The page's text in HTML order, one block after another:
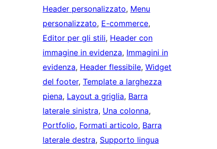
Header personalizzato, Menu
personalizzato, E-commerce
Editor per gli stili, Header con
immagine in evidenza, Immagini in
evidenza, Header flessibile, Widget
del footer, Template a larghezza
piena, Layout a griglia, Barra
laterale sinistra, Una colonna
Portfolio, Formati articolo, Barra
laterale destra, Supporto lingua